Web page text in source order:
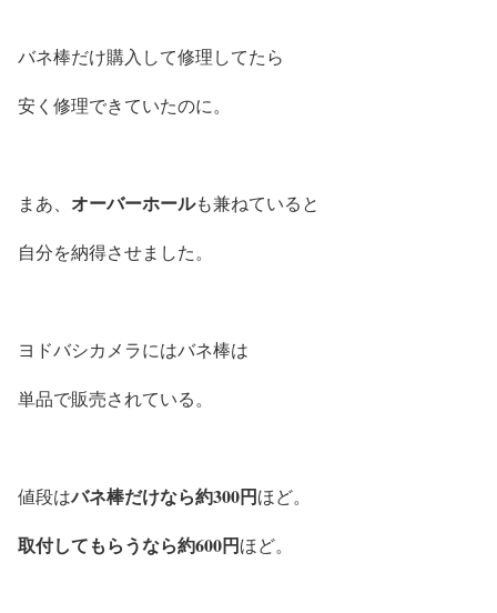
バネ棒だけ購入して修理してたら
安く修理できていたのに。
まあ、 オーバーホールも兼ねていると
自分を納得させました。
ヨドバシカメラにはバネ棒は
単品で販売されている。
値段はバネ棒だけなら約300円ほど。
取付してもらうなら約600円ほど。